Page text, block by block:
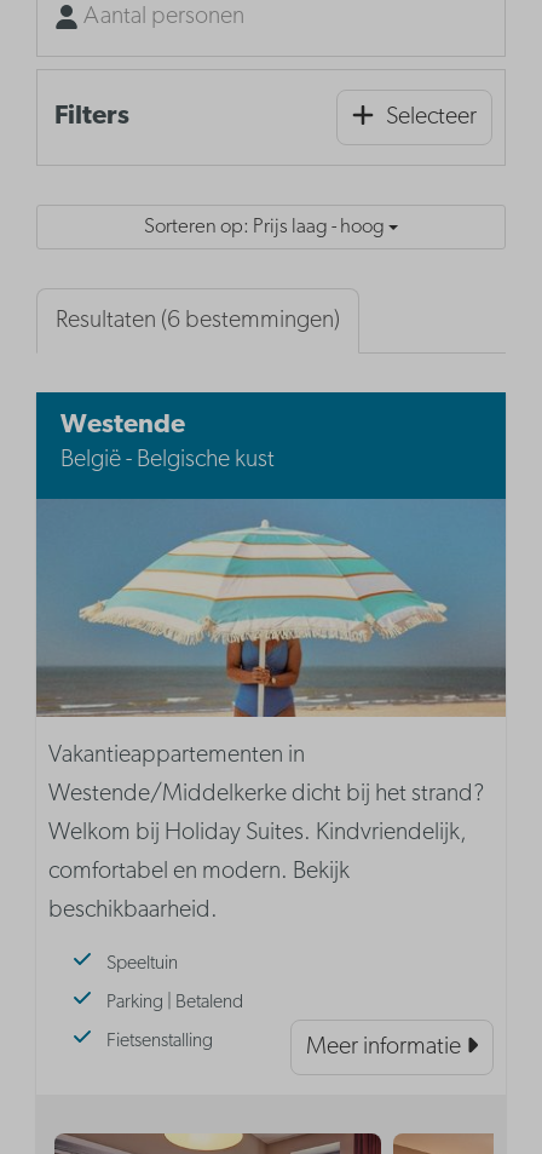
Aantal personen
Filters Selecteer
Sorteren op: Prijs laag - hoog
Resultaten (6 bestemmingen)
Westende
België - Belgische kust
Vakantieappartementen in
Westende/Middelkerke dicht bij het strand?
Welkom bij Holiday Suites. Kindvriendelijk,
comfortabel en modern. Bekijk
beschikbaarheid.
Speeltuin
Parking | Betalend
Fietsenstalling
Meer informatie